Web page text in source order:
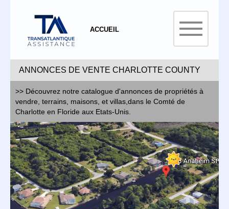
ACCUEIL
ANNONCES DE VENTE CHARLOTTE COUNTY
>> Découvrez notre catalogue d'annonces de propriétés à
vendre, terrains, maisons, et villas,dans le Comté de
Charlotte en Floride aux Etats-Unis.